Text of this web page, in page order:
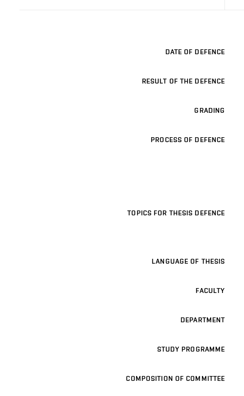
DATE OF DEFENCE
RESULT OF THE DEFENCE
GRADING
PROCESS OF DEFENCE
TOPICS FOR THESIS DEFENCE
LANGUAGE OF THESIS
FACULTY
DEPARTMENT
STUDY PROGRAMME
COMPOSITION OF COMMITTEE